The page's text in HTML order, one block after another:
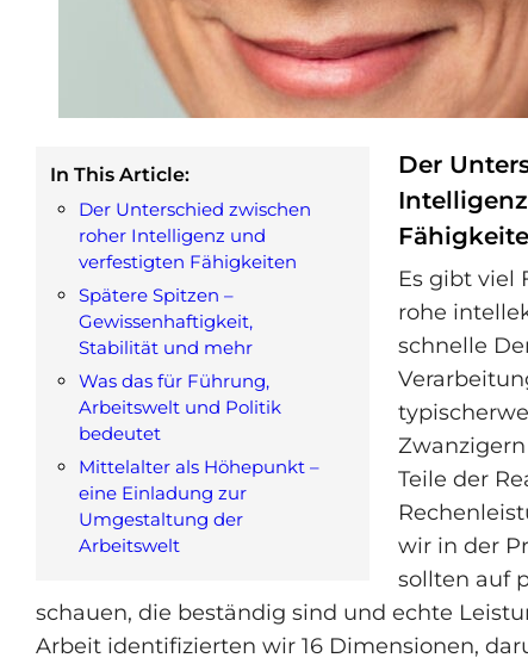
In This Article:
Der Unterschied zwischen
roher Intelligenz und
verfestigten Fähigkeiten
Spätere Spitzen –
Gewissenhaftigkeit,
Stabilität und mehr
Was das für Führung,
Arbeitswelt und Politik
bedeutet
Mittelalter als Höhepunkt –
eine Einladung zur
Umgestaltung der
Arbeitswelt
Der
Es gibt viel
rohe
schnelle
Teile der
wir in der
sollten auf
schauen, die beständig sind und echte
Arbeit identifizierten wir 16 Dimensionen,